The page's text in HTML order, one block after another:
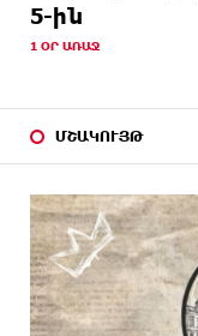
5-ին
1 ՕՐ ԱՌԱՋ
ՄՇԱԿՈՒՅԹ